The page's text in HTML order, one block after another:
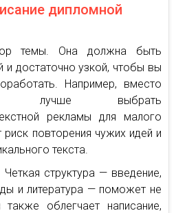
дипломной
темы. Она должна быть
и достаточно узкой, чтобы вы
Например, вместо
лучше выбрать
рекламы для малого
повторения чужих идей и
текста.
структура — введение,
и литература — поможет не
облегчает написание,